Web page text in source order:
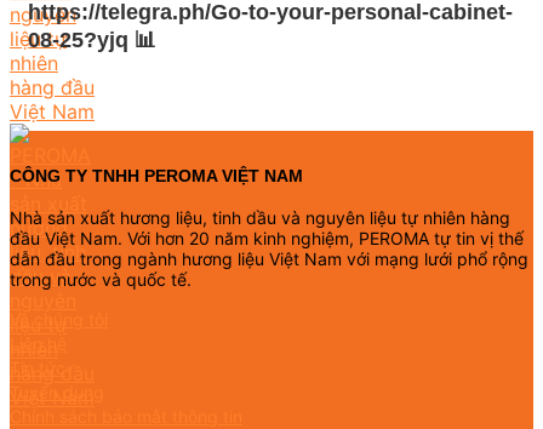
https://telegra.ph/Go-to-your-personal-cabinet-
08-25?yjq 📊
CÔNG TY TNHH PEROMA VIỆT NAM
Nhà sản xuất hương liệu, tinh dầu và nguyên liệu tự nhiên hàng
đầu Việt Nam. Với hơn 20 năm kinh nghiệm, PEROMA tự tin vị thế
dẫn đầu trong ngành hương liệu Việt Nam với mạng lưới phổ rộng
trong nước và quốc tế.